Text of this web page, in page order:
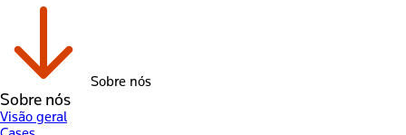
Sobre nós
Sobre nós
Visão geral